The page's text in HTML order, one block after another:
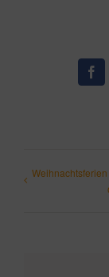
Weihnachtsferien